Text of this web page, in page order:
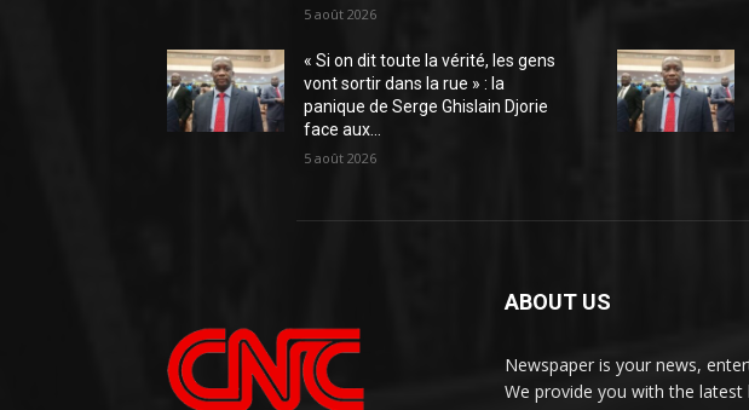
5 août 2026
« Si on dit toute la vérité, les gens
vont sortir dans la rue » : la
panique de Serge Ghislain Djorie
face aux...
5 août 2026
ABOUT US
Newspaper is your news,
We provide you with the latest